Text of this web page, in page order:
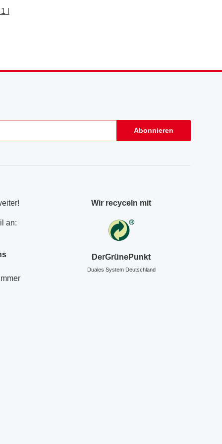
l
Abonnieren
an:
Wir recyceln mit
DerGrünePunkt
Duales System Deutschland